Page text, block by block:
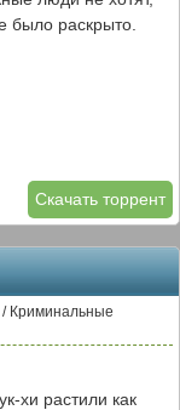
было раскрыто.
Скачать торрент
/ Криминальные
хи растили как